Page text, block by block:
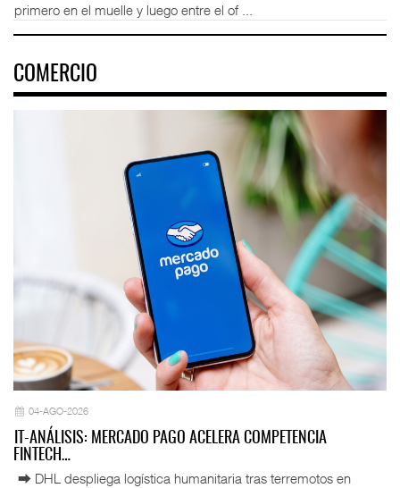
primero en el muelle y luego entre el of ...
COMERCIO
04-AGO-2026
IT-ANÁLISIS: MERCADO PAGO ACELERA COMPETENCIA
FINTECH…
⮕ DHL despliega logística humanitaria tras terremotos en